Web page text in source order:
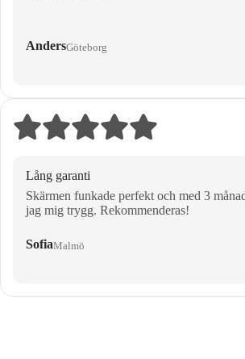
AndersGöteborg
Lång garanti
Skärmen funkade perfekt och med 3
jag mig trygg. Rekommenderas!
SofiaMalmö